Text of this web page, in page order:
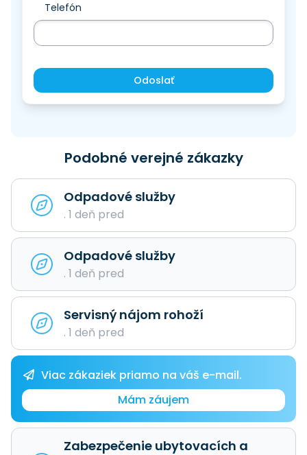
Telefón
Odoslať
Podobné verejné zákazky
Odpadové služby
. 1 deň pred
Odpadové služby
. 1 deň pred
Servisný nájom rohoží
. 1 deň pred
Viac zákaziek priamo na váš e-mail.
Mám záujem
Zabezpečenie ubytovacích a